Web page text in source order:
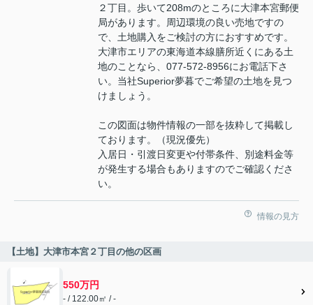
２丁目。歩いて208mのところに大津本宮郵便
局があります。周辺環境の良い売地ですの
で、土地購入をご検討の方におすすめです。
大津市エリアの東海道本線膳所近くにある土
地のことなら、077-572-8956にお電話下さ
い。当社Superior夢暮でご希望の土地を見つ
けましょう。
この図面は物件情報の一部を抜粋して掲載し
ております。（現況優先）
入居日・引渡日変更や付帯条件、別途料金等
が発生する場合もありますのでご確認くださ
い。
情報の見方
【土地】大津市本宮２丁目の他の区画
550万円
- / 122.00㎡ / -